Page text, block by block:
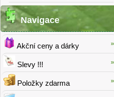
Navigace
Akční ceny a dárky
Slevy !!!
Položky zdarma